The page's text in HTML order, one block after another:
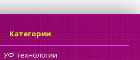
Категории
УФ технологии